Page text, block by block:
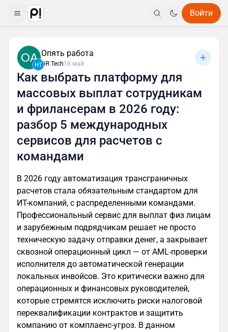
Войти
OA
HT
Опять работа
HR Tech18 май
Как выбрать платформу для
массовых выплат сотрудникам
и фрилансерам в 2026 году:
разбор 5 международных
сервисов для расчетов с
командами
В 2026 году автоматизация трансграничных
расчетов стала обязательным стандартом для
ИТ-компаний, с распределенными командами.
Профессиональный сервис для выплат физ лицам
и зарубежным подрядчикам решает не просто
техническую задачу отправки денег, а закрывает
сквозной операционный цикл — от AML-проверки
исполнителя до автоматической генерации
локальных инвойсов. Это критически важно для
операционных и финансовых руководителей,
которые стремятся исключить риски налоговой
переквалификации контрактов и защитить
компанию от комплаенс-угроз. В данном